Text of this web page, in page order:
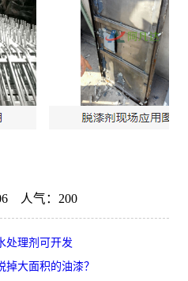
人气： 200
处理剂可开发
大面积的油漆？